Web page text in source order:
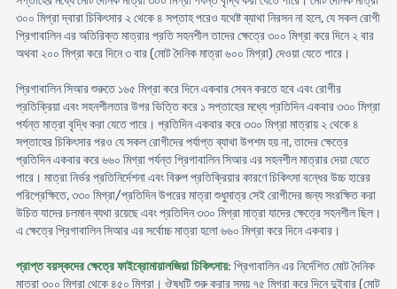
৩০০ মিগ্রা দ্বারা চিকিৎসার ২ থেকে ৪ সপ্তাহ পরেও যথেষ্ট ব্যাথা নিরসন না হলে, যে সকল রোগী
প্রিগাবালিন এর অতিরিক্ত মাত্রার প্রতি সহনশীল তাদের ক্ষেত্রে ৩০০ মিগ্রা করে দিনে ২ বার
অথবা ২০০ মিগ্রা করে দিনে ৩ বার (মোট দৈনিক মাত্রা ৬০০ মিগ্রা) দেওয়া যেতে পারে।
প্রিগাবালিন সিআর শুরুতে ১৬৫ মিগ্রা করে দিনে একবার সেবন করতে হবে এবং রোগীর
প্রতিক্রিয়া এবং সহনশীলতার উপর ভিত্তি করে ১ সপ্তাহের মধ্যে প্রতিদিন একবার ৩৩০ মিগ্রা
পর্যন্ত মাত্রা বৃদ্ধি করা যেতে পারে। প্রতিদিন একবার করে ৩৩০ মিগ্রা মাত্রায় ২ থেকে ৪
সপ্তাহের চিকিৎসার পরও যে সকল রোগীদের পর্যাপ্ত ব্যাথা উপশম হয় না, তাদের ক্ষেত্রে
প্রতিদিন একবার করে ৬৬০ মিগ্রা পর্যন্ত প্রিগাবালিন সিআর এর সহনশীল মাত্রার দেয়া যেতে
পারে। মাত্রা নির্ভর প্রতিনির্দেশনা এবং বিরুপ প্রতিক্রিয়ার কারণে চিকিৎসা বন্ধের উচ্চ হারের
পরিপ্রেক্ষিতে, ৩৩০ মিগ্রা/প্রতিদিন উপরের মাত্রা শুধুমাত্র সেই রোগীদের জন্য সংরক্ষিত করা
উচিত যাদের চলমান ব্যথা রয়েছে এবং প্রতিদিন ৩৩০ মিগ্রা মাত্রা যাদের ক্ষেত্রে সহনশীল ছিল।
এ ক্ষেত্রে প্রিগাবালিন সিআর এর সর্বোচ্চ মাত্রা হলো ৬৬০ মিগ্রা করে দিনে একবার।
প্রাপ্ত বয়স্কদের ক্ষেত্রে ফাইব্রোমায়ালজিয়া চিকিৎসায়: প্রিগাবালিন এর নির্দেশিত মোট দৈনিক
মাত্রা ৩০০ মিগ্রা থেকে ৪৫০ মিগ্রা। ঔষধটি শুরু করার সময় ৭৫ মিগ্রা করে দিনে দুইবার (মোট